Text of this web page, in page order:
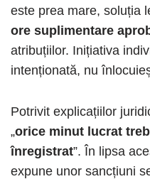
este prea mare, soluția
ore suplimentare
atribuțiilor. Inițiativa
intenționată, nu
Potrivit explicațiilor
„orice minut lucrat
înregistrat”. În lipsa
expune unor sancțiuni